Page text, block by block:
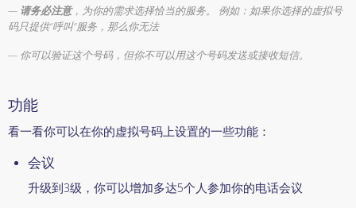
请务必注意，为你的需求选择恰当的服务。 例如：如果你选择的虚拟号
码只提供“呼叫”服务，那么你无法
你可以验证这个号码，但你不可以用这个号码发送或接收短信。
功能
看一看你可以在你的虚拟号码上设置的一些功能：
会议
升级到3级，你可以增加多达5个人参加你的电话会议